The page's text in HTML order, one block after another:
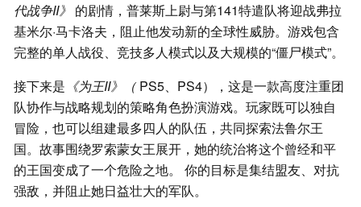
代战争II》 的剧情，普莱斯上尉与第141特遣队将迎战弗拉
基米尔·马卡洛夫，阻止他发动新的全球性威胁。游戏包含
完整的单人战役、竞技多人模式以及大规模的“僵尸模式”。
接下来是 《为王II》（ PS5、PS4），这是一款高度注重团
队协作与战略规划的策略角色扮演游戏。玩家既可以独自
冒险，也可以组建最多四人的队伍，共同探索法鲁尔王
国。故事围绕罗索蒙女王展开，她的统治将这个曾经和平
的王国变成了一个危险之地。 你的目标是集结盟友、对抗
强敌，并阻止她日益壮大的军队。